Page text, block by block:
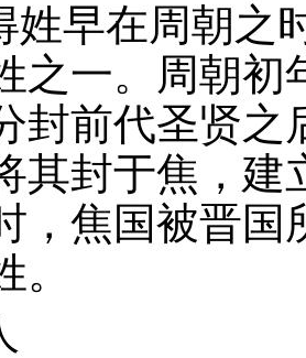
姓早在周朝之
之一。周朝初
封前代圣贤之
其封于焦，
，焦国被晋国